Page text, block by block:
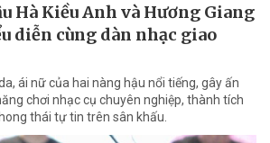
Hà Kiều Anh và Hương Giang
diễn cùng dàn nhạc giao
ái nữ của hai nàng hậu nổi tiếng, gây ấn
chơi nhạc cụ chuyên nghiệp, thành tích
thái tự tin trên sân khấu.